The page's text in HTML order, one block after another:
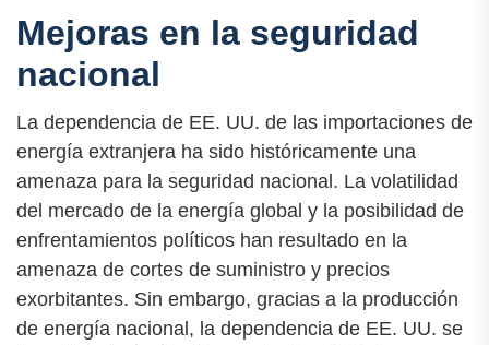
Mejoras en la seguridad
nacional
La dependencia de EE. UU. de las importaciones de
energía extranjera ha sido históricamente una
amenaza para la seguridad nacional. La volatilidad
del mercado de la energía global y la posibilidad de
enfrentamientos políticos han resultado en la
amenaza de cortes de suministro y precios
exorbitantes. Sin embargo, gracias a la producción
de energía nacional, la dependencia de EE. UU. se